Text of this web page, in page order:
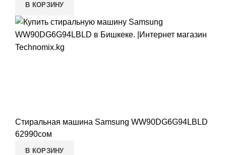
В КОРЗИНУ
Стиральная машина Samsung WW90DG6G94LBLD
62990сом
В КОРЗИНУ